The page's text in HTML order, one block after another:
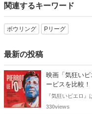
関連するキーワード
ボウリング Pリーグ
最新の投稿
映画「気狂い
ービスを比較！
『気狂いピエロ
ジャン＝リュック
330views